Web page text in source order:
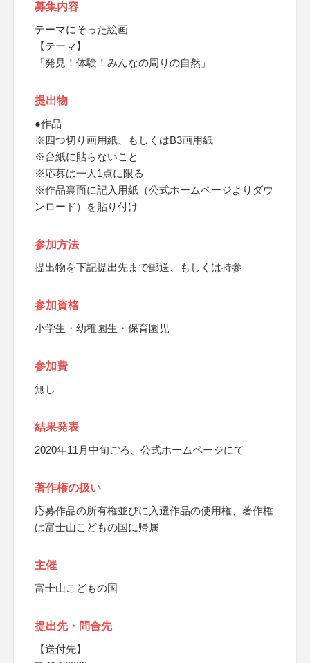
募集内容
テーマにそった絵画
【テーマ】
「発見！体験！みんなの周りの自然」
提出物
●作品
※四つ切り画用紙、もしくはB3画用紙
※台紙に貼らないこと
※応募は一人1点に限る
※作品裏面に記入用紙（公式ホームページよりダウ
ンロード）を貼り付け
参加方法
提出物を下記提出先まで郵送、もしくは持参
参加資格
小学生・幼稚園生・保育園児
参加費
無し
結果発表
2020年11月中旬ごろ、公式ホームページにて
著作権の扱い
応募作品の所有権並びに入選作品の使用権、著作権
は富士山こどもの国に帰属
主催
富士山こどもの国
提出先・問合先
【送付先】